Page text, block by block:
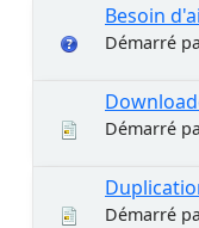
Besoin
Démarré
Démarré
Démarré